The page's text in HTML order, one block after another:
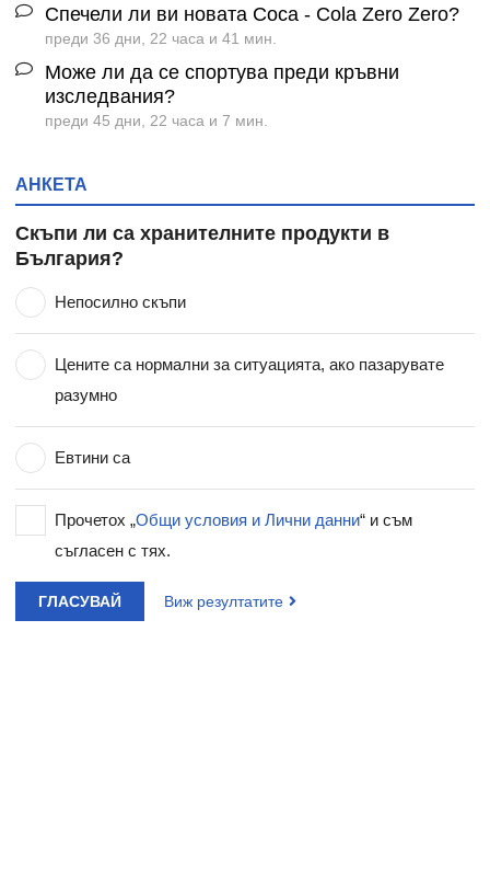
Спечели ли ви новата Coca - Cola Zero Zero?
преди 36 дни, 22 часа и 41 мин.
Може ли да се спортува преди кръвни
изследвания?
преди 45 дни, 22 часа и 7 мин.
АНКЕТА
Скъпи ли са хранителните продукти в
България?
Непосилно скъпи
Цените са нормални за ситуацията, ако пазарувате
разумно
Евтини са
Прочетох „Общи условия и Лични данни“ и съм
съгласен с тях.
ГЛАСУВАЙ Виж резултатите